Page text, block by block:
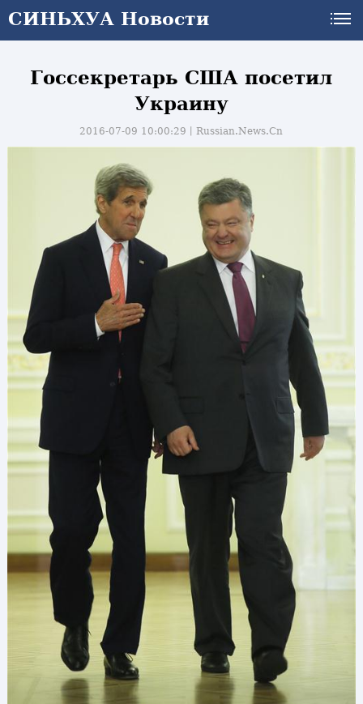
СИНЬХУА Новости
Госсекретарь США посетил
Украину
2016-07-09 10:00:29丨Russian.News.Cn